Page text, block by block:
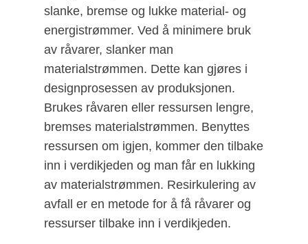
slanke, bremse og lukke material- og
energistrømmer. Ved å minimere bruk
av råvarer, slanker man
materialstrømmen. Dette kan gjøres i
designprosessen av produksjonen.
Brukes råvaren eller ressursen lengre,
bremses materialstrømmen. Benyttes
ressursen om igjen, kommer den tilbake
inn i verdikjeden og man får en lukking
av materialstrømmen. Resirkulering av
avfall er en metode for å få råvarer og
ressurser tilbake inn i verdikjeden.